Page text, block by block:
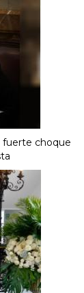
fuerte choque